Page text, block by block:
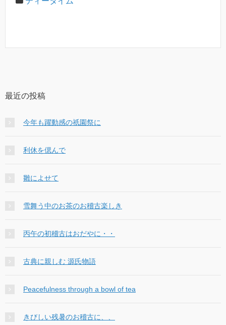
最近の投稿
今年も躍動感の祇園祭に
利休を偲んで
雛によせて
雪舞う中のお茶のお稽古楽しき
丙午の初稽古はおだやに・・
古典に親しむ 源氏物語
Peacefulness through a bowl of tea
きびしい残暑のお稽古に、、